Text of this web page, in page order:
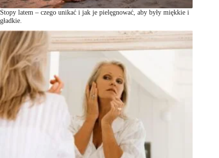
Stopy latem – czego unikać i jak je pielęgnować, aby były miękkie i
gładkie.